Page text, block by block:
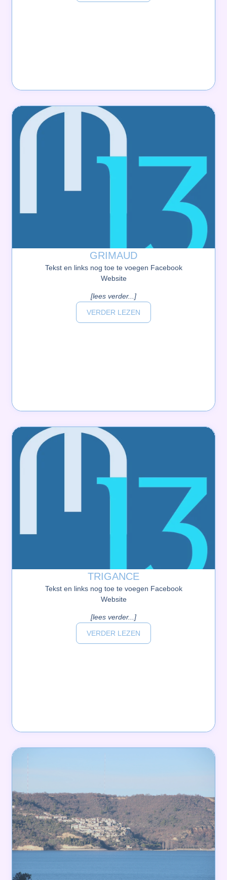
GRIMAUD
Tekst en links nog toe te voegen Facebook
Website
[lees verder...]
VERDER LEZEN
TRIGANCE
Tekst en links nog toe te voegen Facebook
Website
[lees verder...]
VERDER LEZEN